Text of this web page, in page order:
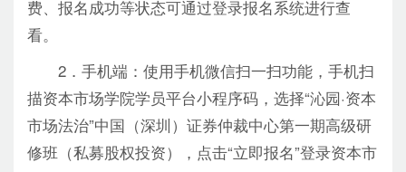
费、报名成功等状态可通过登录报名系统进行查
看。
2．手机端：使用手机微信扫一扫功能，手机扫
描资本市场学院学员平台小程序码，选择“沁园·资本
市场法治”中国（深圳）证券仲裁中心第一期高级研
修班（私募股权投资），点击“立即报名”登录资本市